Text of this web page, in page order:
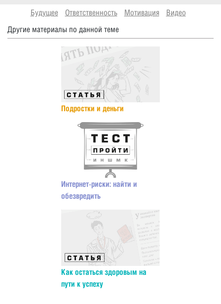
Будущее Ответственность Мотивация
Видео
Другие материалы по данной теме
Подростки и деньги
Интернет-риски: найти и
обезвредить
Как остаться здоровым на
пути к успеху